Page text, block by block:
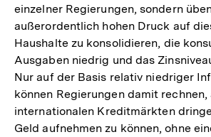
einzelner Regierungen, sondern
außerordentlich hohen Druck auf
Haushalte zu konsolidieren, die
Ausgaben niedrig und das
Nur auf der Basis relativ niedriger
können Regierungen damit rechnen,
internationalen Kreditmärkten
Geld aufnehmen zu können, ohne